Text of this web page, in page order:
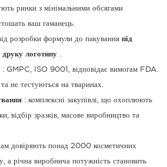
ринки з мінімальними обсягами
ваш гаманець.
розробки формули до пакування під
друку логотипу.
: GMPC, ISO 9001, відповідає вимогам FDA.
та не тестуються на тваринах.
: комплексні закупівлі, що охоплюють
відбір зразків, масове виробництво та
довіряють понад 2000 косметичних
а річна виробнича потужність становить